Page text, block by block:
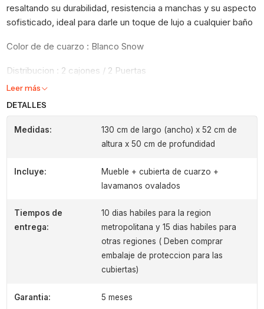
resaltando su durabilidad, resistencia a manchas y su aspecto
sofisticado, ideal para darle un toque de lujo a cualquier baño
Color de de cuarzo : Blanco Snow
Distribucion : 2 cajones / 2 Puertas
Leer más
DETALLES
Medidas:
130 cm de largo (ancho) x 52 cm de
altura x 50 cm de profundidad
Incluye:
Mueble + cubierta de cuarzo +
lavamanos ovalados
Tiempos de
entrega:
10 dias habiles para la region
metropolitana y 15 dias habiles para
otras regiones ( Deben comprar
embalaje de proteccion para las
cubiertas)
Garantia: 5 meses